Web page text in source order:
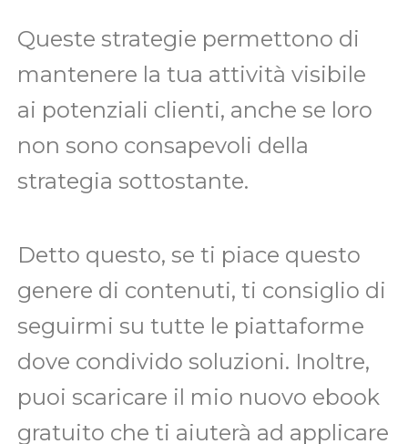
Queste strategie permettono di
mantenere la tua attività visibile
ai potenziali clienti, anche se loro
non sono consapevoli della
strategia sottostante.
Detto questo, seti piace questo
genere di contenuti, ti consiglio di
seguirmi su tutte le piattaforme
dove condivido soluzioni. Inoltre,
puoi scaricare il mio nuovo ebook
gratuito che ti aiuterà ad applicare